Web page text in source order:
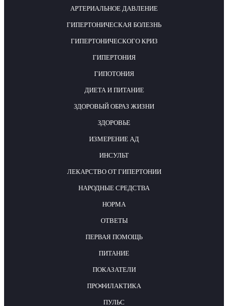
АРТЕРИАЛЬНОЕ ДАВЛЕНИЕ
ГИПЕРТОНИЧЕСКАЯ БОЛЕЗНЬ
ГИПЕРТОНИЧЕСКОГО КРИЗ
ГИПЕРТОНИЯ
ГИПОТОНИЯ
ДИЕТА И ПИТАНИЕ
ЗДОРОВЫЙ ОБРАЗ ЖИЗНИ
ЗДОРОВЬЕ
ИЗМЕРЕНИЕ АД
ИНСУЛЬТ
ЛЕКАРСТВО ОТ ГИПЕРТОНИИ
НАРОДНЫЕ СРЕДСТВА
НОРМА
ОТВЕТЫ
ПЕРВАЯ ПОМОЩЬ
ПИТАНИЕ
ПОКАЗАТЕЛИ
ПРОФИЛАКТИКА
ПУЛЬС